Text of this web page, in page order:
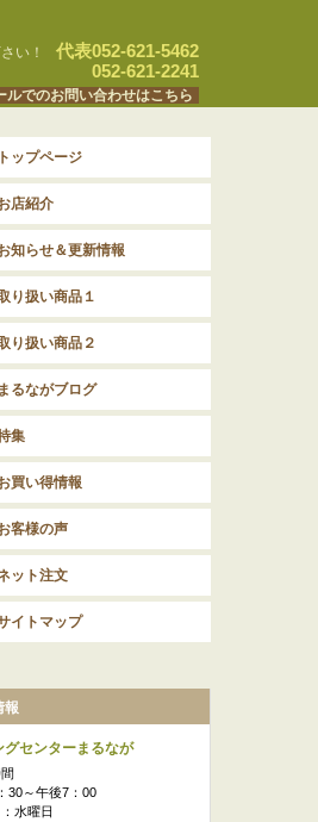
い！
代表052-621-5462
052-621-2241
ルでのお問い合わせはこちら
トップページ
店紹介
知らせ＆更新情報
り扱い商品１
り扱い商品２
まるながブログ
集
買い得情報
客様の声
ット注文
イトマップ
報
グセンターまるなが
30～午後7：00
水曜日